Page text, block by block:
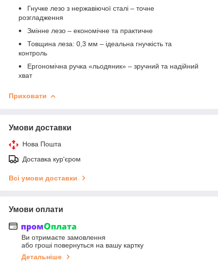
Гнучке лезо з нержавіючої сталі – точне
розгладження
Змінне лезо – економічне та практичне
Товщина леза: 0,3 мм – ідеальна гнучкість та
контроль
Ергономічна ручка «льодяник» – зручний та надійний
хват
Приховати
Умови доставки
Нова Пошта
Доставка кур'єром
Всі умови доставки
Умови оплати
Ви отримаєте замовлення
або гроші повернуться на вашу картку
Детальніше